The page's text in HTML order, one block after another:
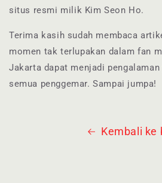
situs resmi milik Kim Seon Ho.
Terima kasih sudah membaca
momen tak terlupakan dalam fan
Jakarta dapat menjadi pengalaman
semua penggemar. Sampai jumpa!
Kembali ke